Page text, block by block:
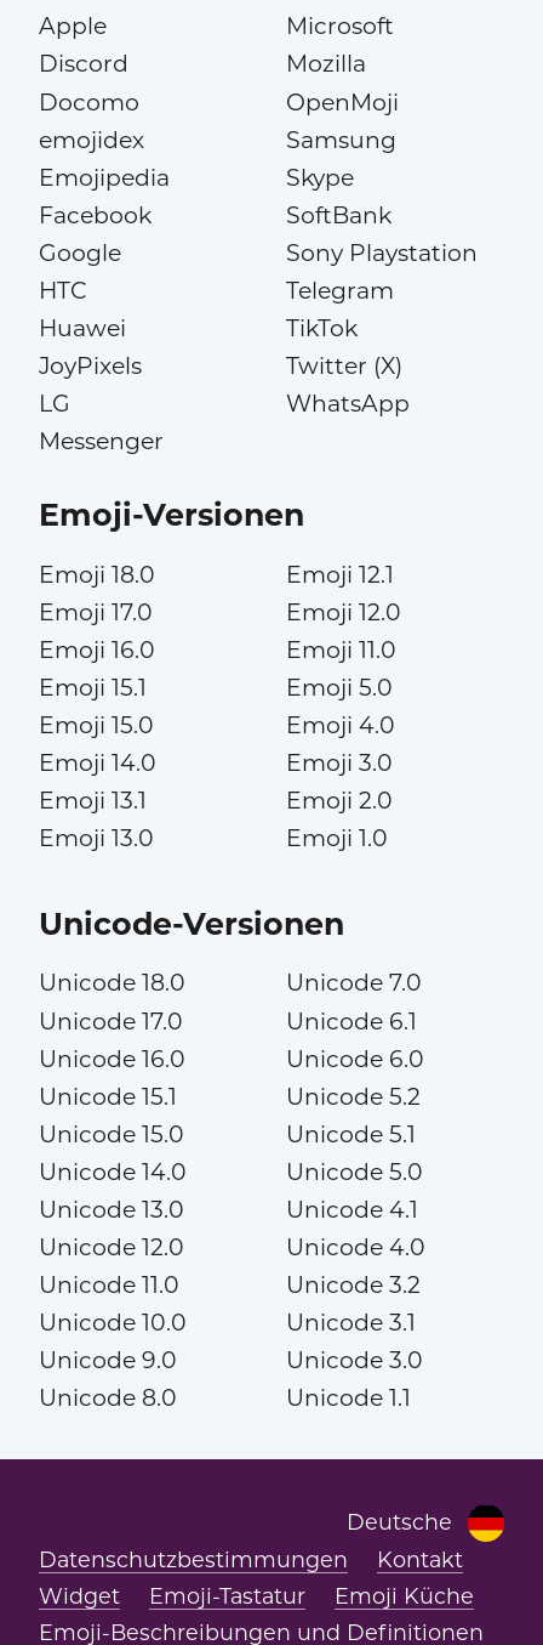
Apple
Discord
Docomo
emojidex
Emojipedia
Facebook
Google
HTC
Huawei
JoyPixels
LG
Messenger
Microsoft
Mozilla
OpenMoji
Samsung
Skype
SoftBank
Sony Playstation
Telegram
TikTok
Twitter (X)
WhatsApp
Emoji-Versionen
Emoji 18.0
Emoji 17.0
Emoji 16.0
Emoji 15.1
Emoji 15.0
Emoji 14.0
Emoji 13.1
Emoji 13.0
Emoji 12.1
Emoji 12.0
Emoji 11.0
Emoji 5.0
Emoji 4.0
Emoji 3.0
Emoji 2.0
Emoji 1.0
Unicode-Versionen
Unicode 18.0
Unicode 17.0
Unicode 16.0
Unicode 15.1
Unicode 15.0
Unicode 14.0
Unicode 13.0
Unicode 12.0
Unicode 11.0
Unicode 10.0
Unicode 9.0
Unicode 8.0
Unicode 7.0
Unicode 6.1
Unicode 6.0
Unicode 5.2
Unicode 5.1
Unicode 5.0
Unicode 4.1
Unicode 4.0
Unicode 3.2
Unicode 3.1
Unicode 3.0
Unicode 1.1
Deutsche
Datenschutzbestimmungen
Kontakt
Widget
Emoji-Tastatur
Emoji Küche
Emoji-Beschreibungen und Definitionen